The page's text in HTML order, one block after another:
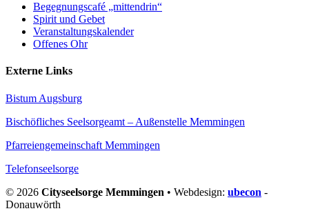
Begegnungscafé „mittendrin“
Spirit und Gebet
Veranstaltungskalender
Offenes Ohr
Externe Links
Bistum Augsburg
Bischöfliches Seelsorgeamt – Außenstelle Memmingen
Pfarreiengemeinschaft Memmingen
Telefonseelsorge
© 2026 Cityseelsorge Memmingen • Webdesign: ubecon -
Donauwörth